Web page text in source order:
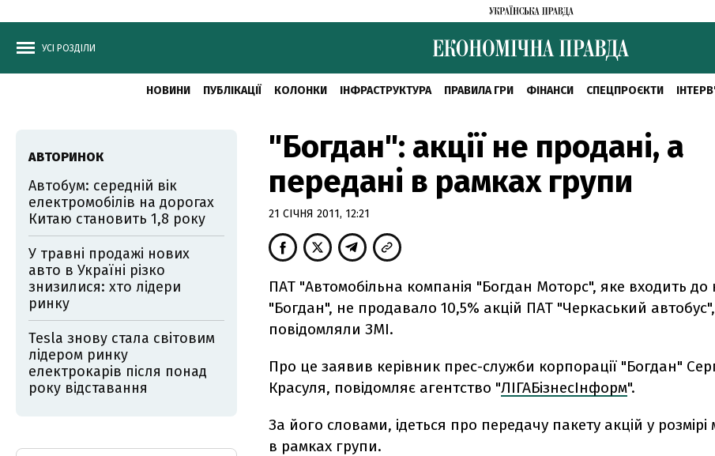
УСІ РОЗДІЛИ
НОВИНИ ПУБЛІКАЦІЇ КОЛОНКИ ІНФРАСТРУКТУРА ПРАВИЛА ГРИ ФІНАНСИ СПЕЦПРОЄКТИ
"Богдан": акції не продані, а
передані в рамках групи
21 СІЧНЯ 2011, 12:21
ПАТ "Автомобільна компанія "Богдан Моторс", яке входить до
"Богдан", не продавало 10,5% акцій ПАТ "Черкаський
повідомляли ЗМІ.
Про це заявив керівник прес-служби корпорації "Богдан"
Красуля, повідомляє агентство "ЛІГАБізнесІнформ".
За його словами, ідеться про передачу пакету акцій у
в рамках групи.
АВТОРИНОК
Автобум: середній вік
електромобілів на дорогах
Китаю становить 1,8 року
У травні продажі нових
авто в Україні різко
знизилися: хто лідери
ринку
Tesla знову стала світовим
лідером ринку
електрокарів після понад
року відставання